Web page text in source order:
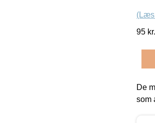
(Læs
95 kr.
De
som